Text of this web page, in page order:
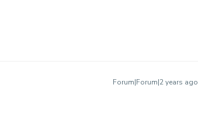
Forum|Forum|2 years ago